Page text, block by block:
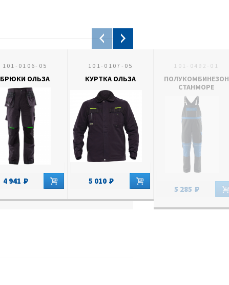
101-0106-05
БРЮКИ ОЛЬЗА
4 941
101-0107-05
КУРТКА ОЛЬЗА
5 010
101-0492-01
ПОЛУКОМБИНЕЗОН
СТАНМОРЕ
5 285